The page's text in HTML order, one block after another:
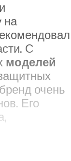
на
С
моделей
очень
Его